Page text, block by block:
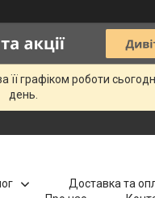
графіком роботи
день.
Доставка та